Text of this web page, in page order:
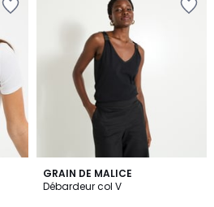
GRAIN DE MALICE
Débardeur col V
4,5
/ 5
2
Couleurs